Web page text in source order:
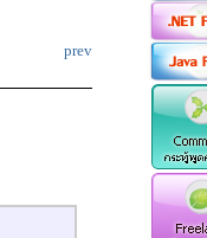
prev